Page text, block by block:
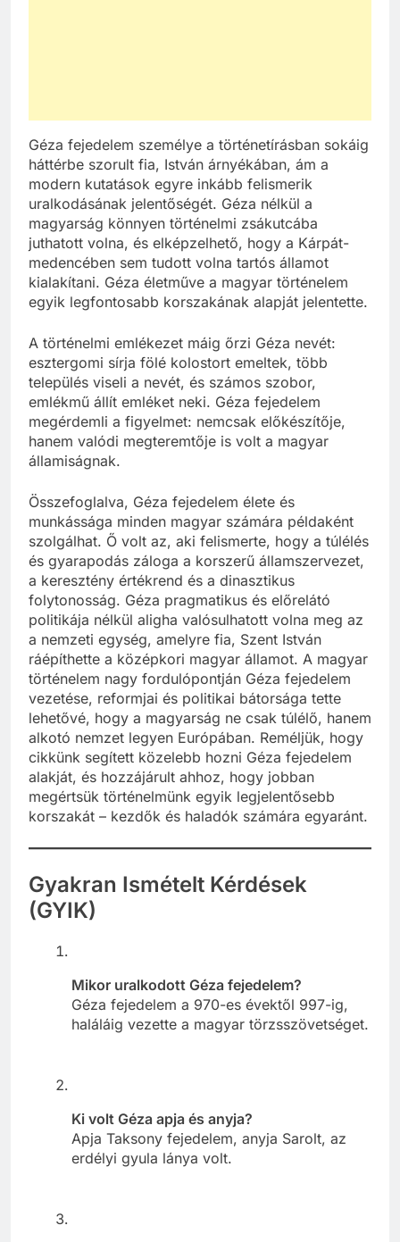
Géza fejedelem személye a történetírásban sokáig
háttérbe szorult fia, István árnyékában, ám a
modern kutatások egyre inkább felismerik
uralkodásának jelentőségét. Géza nélkül a
magyarság könnyen történelmi zsákutcába
juthatott volna, és elképzelhető, hogy a Kárpát-
medencében sem tudott volna tartós államot
kialakítani. Géza életműve a magyar történelem
egyik legfontosabb korszakának alapját jelentette.
A történelmi emlékezet máig őrzi Géza nevét:
esztergomi sírja fölé kolostort emeltek, több
település viseli a nevét, és számos szobor,
emlékmű állít emléket neki. Géza fejedelem
megérdemli a figyelmet: nemcsak előkészítője,
hanem valódi megteremtője is volt a magyar
államiságnak.
Összefoglalva, Géza fejedelem élete és
munkássága minden magyar számára példaként
szolgálhat. Ő volt az, aki felismerte, hogy a túlélés
és gyarapodás záloga a korszerű államszervezet,
a keresztény értékrend és a dinasztikus
folytonosság. Géza pragmatikus és előrelátó
politikája nélkül aligha valósulhatott volna meg az
a nemzeti egység, amelyre fia, Szent István
ráépíthette a középkori magyar államot. A magyar
történelem nagy fordulópontján Géza fejedelem
vezetése, reformjai és politikai bátorsága tette
lehetővé, hogy a magyarság ne csak túlélő, hanem
alkotó nemzet legyen Európában. Reméljük, hogy
cikkünk segített közelebb hozni Géza fejedelem
alakját, és hozzájárult ahhoz, hogy jobban
megértsük történelmünk egyik legjelentősebb
korszakát – kezdők és haladók számára egyaránt.
Gyakran Ismételt Kérdések
(GYIK)
Mikor uralkodott Géza fejedelem?
Géza fejedelem a 970-es évektől 997-ig,
haláláig vezette a magyar törzsszövetséget.
Ki volt Géza apja és anyja?
Apja Taksony fejedelem, anyja Sarolt, az
erdélyi gyula lánya volt.